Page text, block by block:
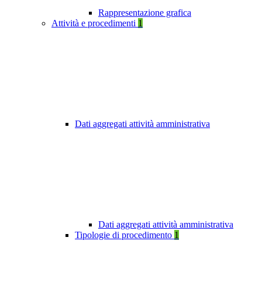
Rappresentazione grafica
Attività e procedimenti 1
Dati aggregati attività amministrativa
Dati aggregati attività amministrativa
Tipologie di procedimento 1